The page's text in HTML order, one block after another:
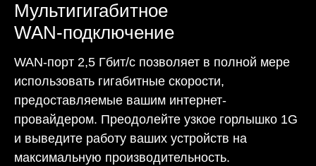
Мультигигабитное
WAN-подключение
WAN-порт 2,5 Гбит/с позволяет в полной мере
использовать гигабитные скорости,
предоставляемые вашим интернет-
провайдером. Преодолейте узкое горлышко 1G
и выведите работу ваших устройств на
максимальную производительность.